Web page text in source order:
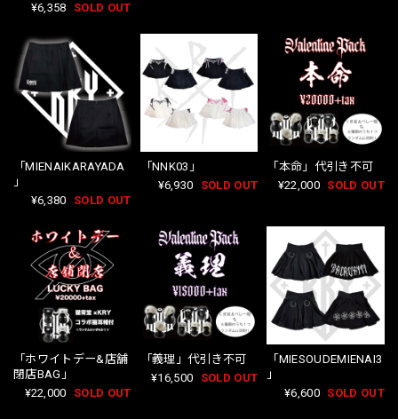
¥6,358 SOLD OUT
「MIENAIKARAYADA
」
¥6,380
SOLD OUT
「NNK03」
¥6,930
SOLD OUT
「本命」代引き不可
¥22,000 SOLD OUT
「ホワイトデー&店舗
閉店BAG」
¥22,000
SOLD OUT
「義理」代引き不可
¥16,500
SOLD OUT
「MIESOUDEMIENAI3
」
¥6,600 SOLD OUT